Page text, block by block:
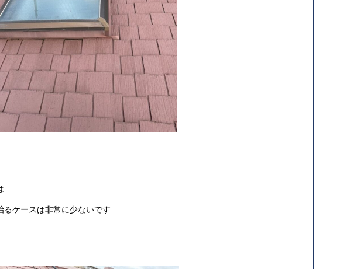
るケースは非常に少ないです